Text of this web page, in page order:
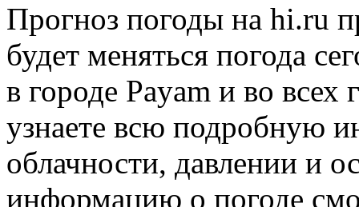
Прогноз погоды на hi.ru
будет меняться погода
в городе Payam и во
узнаете всю подробную
облачности, давлении и
информацию о погоде